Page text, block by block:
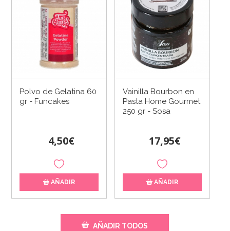
Polvo de Gelatina 60
gr - Funcakes
4,50€
AÑADIR
Vainilla Bourbon en
Pasta Home Gourmet
250 gr - Sosa
17,95€
AÑADIR
AÑADIR TODOS